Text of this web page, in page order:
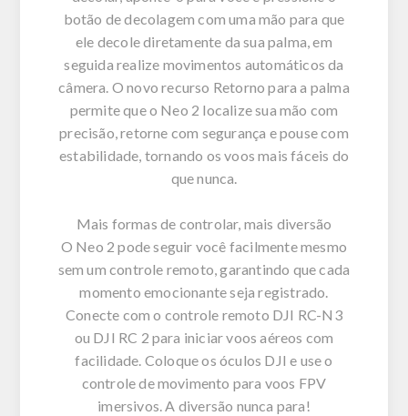
botão de decolagem com uma mão para que
ele decole diretamente da sua palma, em
seguida realize movimentos automáticos da
câmera. O novo recurso Retorno para a palma
permite que o Neo 2 localize sua mão com
precisão, retorne com segurança e pouse com
estabilidade, tornando os voos mais fáceis do
que nunca.
Mais formas de controlar, mais diversão
O Neo 2 pode seguir você facilmente mesmo
sem um controle remoto, garantindo que cada
momento emocionante seja registrado.
Conecte com o controle remoto DJI RC-N3
ou DJI RC 2 para iniciar voos aéreos com
facilidade. Coloque os óculos DJI e use o
controle de movimento para voos FPV
imersivos. A diversão nunca para!